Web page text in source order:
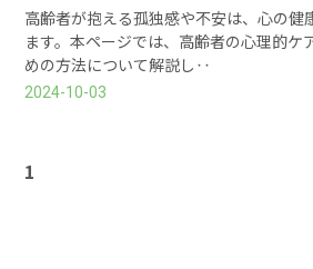
高齢者が抱える孤独感や不安は、心の健
ます。本ページでは、高齢者の心理的ケ
めの方法について解説し‥
2024-10-03
1